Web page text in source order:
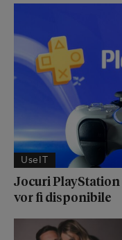
UseIT
Jocuri PlayStation
vor fi disponibile